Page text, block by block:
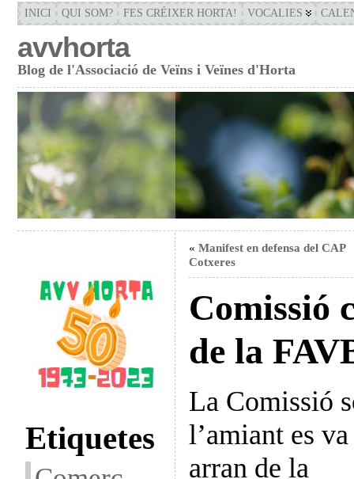
INICI QUI SOM? FES CRÉIXER HORTA! VOCALIES
avvhorta
Blog de l'Associació de Veïns i Veïnes d'Horta
Etiquetes
« Manifest en defensa del CAP
Cotxeres
Comissió
de la
La Comissió
l’amiant es
arran de la